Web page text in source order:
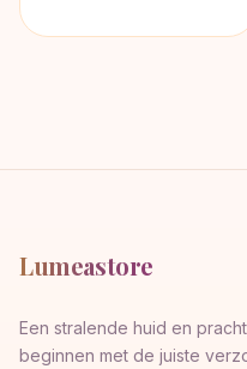
Lumeastore
Een stralende huid en
beginnen met de juiste